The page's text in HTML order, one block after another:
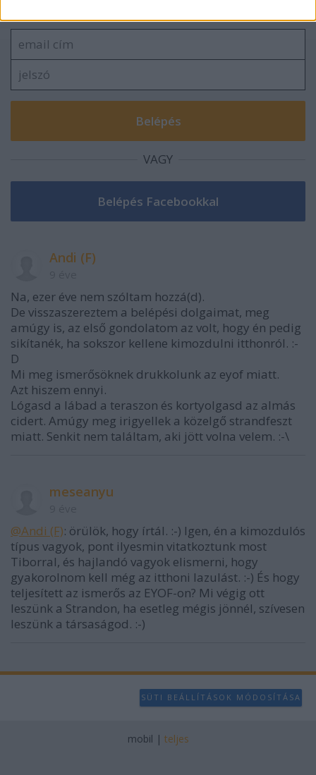
VAGY
Andi (F)
Na, ezer éve nem szóltam hozzá(d).
De visszaszereztem a belépési dolgaimat, meg
amúgy is, az első gondolatom az volt, hogy én pedig
sikítanék, ha sokszor kellene kimozdulni itthonról. :-
D
Mi meg ismerősöknek drukkolunk az eyof miatt.
Azt hiszem ennyi.
Lógasd a lábad a teraszon és kortyolgasd az almás
cidert. Amúgy meg irigyellek a közelgő strandfeszt
miatt. Senkit nem találtam, aki jött volna velem. :-\
meseanyu
@Andi (F): örülök, hogy írtál. :-) Igen, én a kimozdulós
típus vagyok, pont ilyesmin vitatkoztunk most
Tiborral, és hajlandó vagyok elismerni, hogy
gyakorolnom kell még az itthoni lazulást. :-) És hogy
teljesített az ismerős az EYOF-on? Mi végig ott
leszünk a Strandon, ha esetleg mégis jönnél, szívesen
leszünk a társaságod. :-)
SÜTI BEÁLLÍTÁSOK MÓDOSÍTÁSA
mobil | teljes